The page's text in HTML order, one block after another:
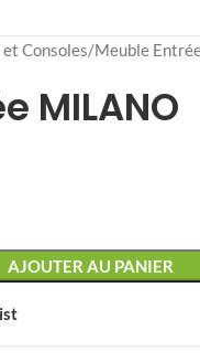
Consoles Meuble
MILANO
AJOUTER AU PANIER